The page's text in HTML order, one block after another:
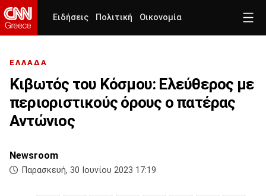
Ειδήσεις Πολιτική Οικονομία
ΕΛΛΑΔΑ
Κιβωτός του Κόσμου: Ελεύθερος με
περιοριστικούς όρους ο πατέρας
Αντώνιος
Newsroom
Παρασκευή, 30 Ιουνίου 2023 17:19